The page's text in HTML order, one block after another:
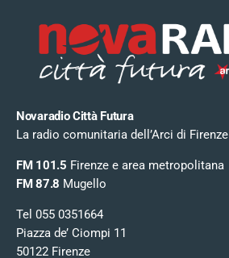
Novaradio Città Futura
La radio comunitaria dell’Arci di Firenze
FM 101.5 Firenze e area metropolitana
FM 87.8 Mugello
Tel 055 0351664
Piazza de’ Ciompi 11
50122 Firenze